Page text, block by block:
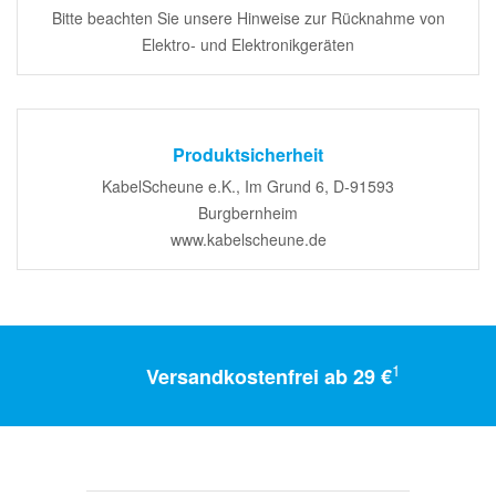
Bitte beachten Sie unsere Hinweise zur Rücknahme von
Elektro- und Elektronikgeräten
Produktsicherheit
KabelScheune e.K., Im Grund 6, D-91593
Burgbernheim
www.kabelscheune.de
Versandkostenfrei ab 29 €1